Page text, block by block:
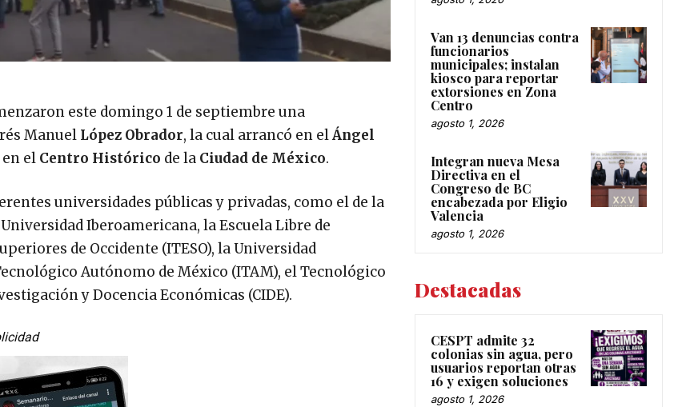
este domingo 1 de septiembre una
Manuel López Obrador, la cual arrancó en elÁngel
en el Centro Histórico de la Ciudad de México.
universidades públicas y privadas, como el de la
Iberoamericana, la Escuela Libre de
de Occidente (ITESO), la Universidad
Autónomo de México (ITAM), el Tecnológico
y Docencia Económicas (CIDE).
Van 13 denuncias contra
funcionarios
municipales; instalan
kiosco para reportar
extorsiones en Zona
Centro
agosto 1, 2026
Integran nueva Mesa
Directiva en el
Congreso de BC
encabezada por Eligio
Valencia
agosto 1, 2026
Destacadas
CESPT admite 32
colonias sin agua, pero
usuarios reportan otras
16 y exigen soluciones
agosto 1, 2026